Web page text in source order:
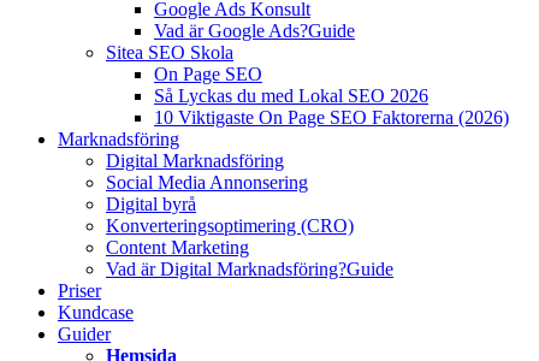
Google Ads Konsult
Vad är Google Ads?Guide
Sitea SEO Skola
On Page SEO
Så Lyckas du med Lokal SEO 2026
10 Viktigaste On Page SEO Faktorerna (2026)
Marknadsföring
Digital Marknadsföring
Social Media Annonsering
Digital byrå
Konverteringsoptimering (CRO)
Content Marketing
Vad är Digital Marknadsföring?Guide
Priser
Kundcase
Guider
Hemsida